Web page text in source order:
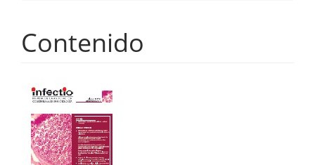
Contenido
Barra
lateral
del
artículo